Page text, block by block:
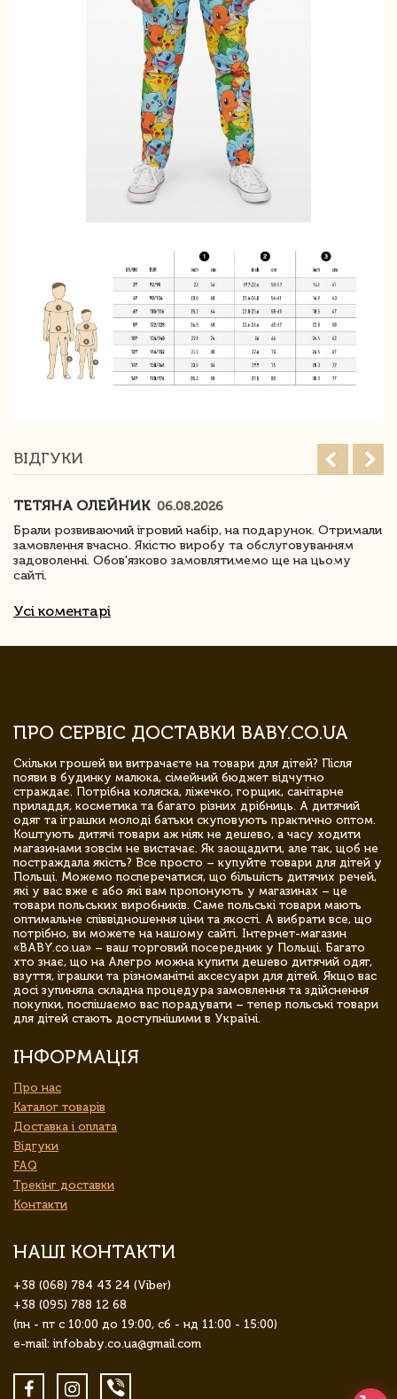
ВІДГУКИ
ТЕТЯНА ОЛЕЙНИК 06.08.2026
Брали розвиваючий ігровий набір, на подарунок. Отримали
замовлення вчасно. Якістю виробу та обслуговуванням
задоволенні. Обов'язково замовлятимемо ще на цьому
сайті.
Усі коментарі
ПРО СЕРВІС ДОСТАВКИ BABY.CO.UA
Скільки грошей ви витрачаєте на товари для дітей? Після
появи в будинку малюка, сімейний бюджет відчутно
страждає. Потрібна коляска, ліжечко, горщик, санітарне
приладдя, косметика та багато різних дрібниць. А дитячий
одяг та іграшки молоді батьки скуповують практично оптом.
Коштують дитячі товари аж ніяк не дешево, а часу ходити
магазинами зовсім не вистачає. Як заощадити, але так, щоб не
постраждала якість? Все просто – купуйте товари для дітей у
Польщі. Можемо посперечатися, що більшість дитячих речей,
які у вас вже є або які вам пропонують у магазинах – це
товари польських виробників. Саме польські товари мають
оптимальне співвідношення ціни та якості. А вибрати все, що
потрібно, ви можете на нашому сайті. Інтернет-магазин
«BABY.co.ua» – ваш торговий посередник у Польщі. Багато
хто знає, що на Алегро можна купити дешево дитячий одяг,
взуття, іграшки та різноманітні аксесуари для дітей. Якщо вас
досі зупиняла складна процедура замовлення та здійснення
покупки, поспішаємо вас порадувати – тепер польські товари
для дітей стають доступнішими в Україні.
ІНФОРМАЦІЯ
Про нас
Каталог товарів
Доставка і оплата
Відгуки
FAQ
Трекінг доставки
Контакти
НАШІ КОНТАКТИ
+38 (068) 784 43 24 (Viber)
+38 (095) 788 12 68
(пн - пт с 10:00 до 19:00, сб - нд 11:00 - 15:00)
e-mail: infobaby.co.ua@gmail.com